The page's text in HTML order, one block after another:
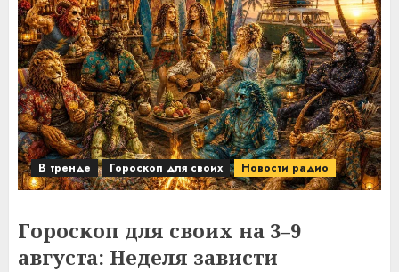
В тренде Гороскоп для своих Новости радио
Гороскоп для своих на 3–9
августа: Неделя зависти